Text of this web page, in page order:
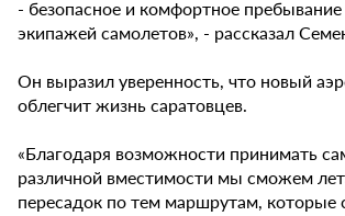
- безопасное и комфортное
экипажей самолетов», - рассказал
Он выразил уверенность, что новый
облегчит жизнь саратовцев.
«Благодаря возможности принимать
различной вместимости мы сможем
пересадок по тем маршрутам, которые